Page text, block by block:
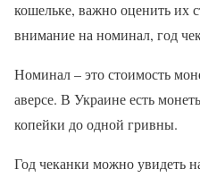
кошельке, важно оценить их
внимание на номинал, год
Номинал – это стоимость
аверсе. В Украине есть
копейки до одной гривны.
Год чеканки можно увидеть